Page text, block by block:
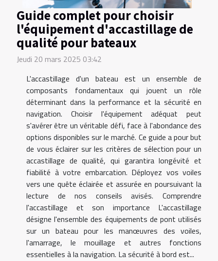
Guide complet pour choisir
l'équipement d'accastillage de
qualité pour bateaux
Jeudi 20 mars 2025 03:42
L'accastillage d'un bateau est un ensemble de
composants fondamentaux qui jouent un rôle
déterminant dans la performance et la sécurité en
navigation. Choisir l'équipement adéquat peut
s'avérer être un véritable défi, face à l'abondance des
options disponibles sur le marché. Ce guide a pour but
de vous éclairer sur les critères de sélection pour un
accastillage de qualité, qui garantira longévité et
fiabilité à votre embarcation. Déployez vos voiles
vers une quête éclairée et assurée en poursuivant la
lecture de nos conseils avisés. Comprendre
l'accastillage et son importance L'accastillage
désigne l'ensemble des équipements de pont utilisés
sur un bateau pour les manœuvres des voiles,
l'amarrage, le mouillage et autres fonctions
essentielles à la navigation. La sécurité à bord est...